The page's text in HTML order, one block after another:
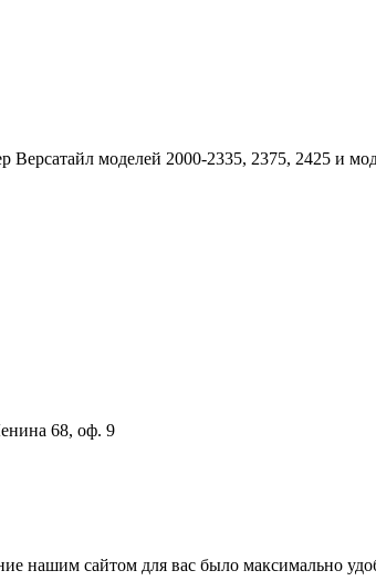
моделей 2000-2335, 2375, 2425 и
68, оф. 9
нашим сайтом для вас было максимально